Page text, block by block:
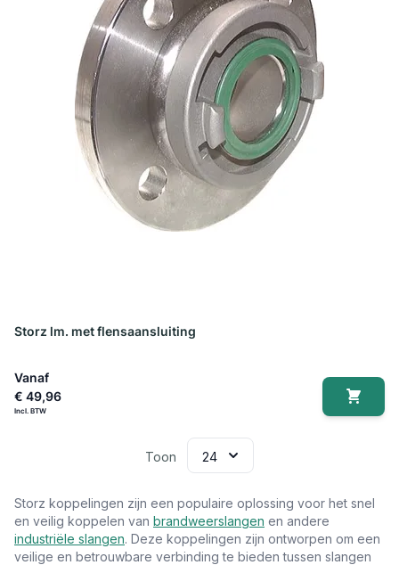
Storz lm. met flensaansluiting
Vanaf
€ 49,96
Toon
Storz koppelingen zijn een populaire oplossing voor het snel
en veilig koppelen van brandweerslangen en andere
industriële slangen. Deze koppelingen zijn ontworpen om een
veilige en betrouwbare verbinding te bieden tussen slangen